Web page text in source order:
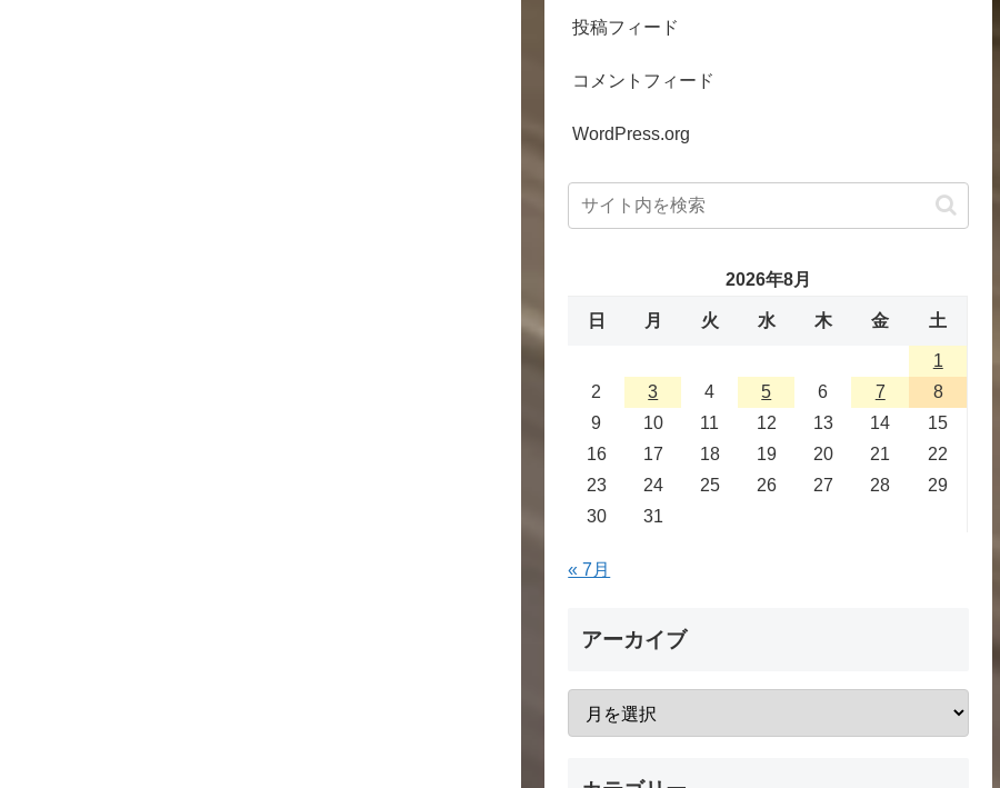
投稿フィード
コメントフィード
WordPress.org
2026年8月
日 月 火 水 木 金 土
1
2
3 4 5 6 7
8
9
10 11 12 13 14
15
16
17 18 19 20 21
22
23
24 25 26 27 28
29
30
31
« 7月
アーカイブ